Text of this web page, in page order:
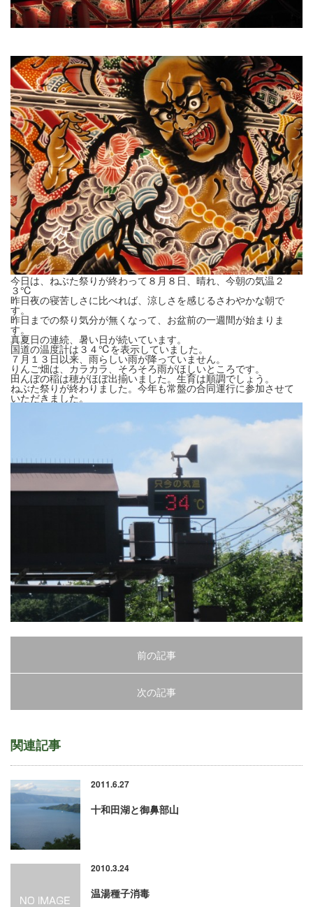
今日は、ねぶた祭りが終わって８月８日、晴れ、今朝の気温２
３℃
昨日夜の寝苦しさに比べれば、涼しさを感じるさわやかな朝で
す。
昨日までの祭り気分が無くなって、お盆前の一週間が始まりま
す。
真夏日の連続、暑い日が続いています。
国道の温度計は３４℃を表示していました。
７月１３日以来、雨らしい雨が降っていません。
りんご畑は、カラカラ、そろそろ雨がほしいところです。
田んぼの稲は穂がほぼ出揃いました。生育は順調でしょう。
ねぶた祭りが終わりました。今年も常盤の合同運行に参加させて
いただきました。
前の記事
次の記事
関連記事
2011.6.27
十和田湖と御鼻部山
2010.3.24
温湯種子消毒